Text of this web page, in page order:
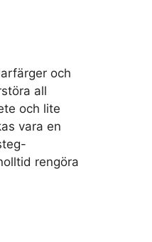
och
all
och lite
vara en
rengöra